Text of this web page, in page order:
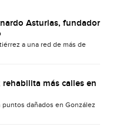
Asturias, fundador
a una red de más de
más calles en
dañados en González